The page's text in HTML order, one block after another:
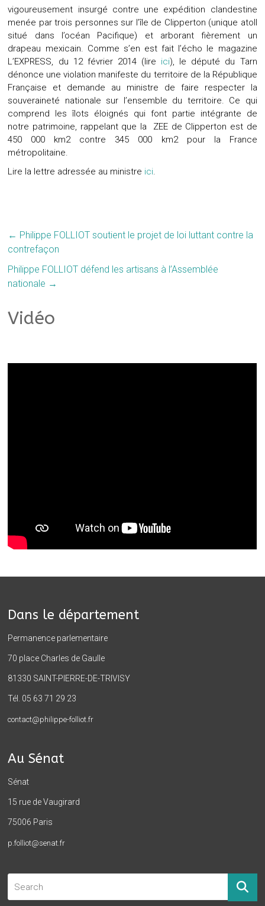
vigoureusement insurgé contre une expédition clandestine
menée par trois personnes sur l’île de Clipperton (unique atoll
situé dans l’océan Pacifique) et arborant fièrement un
drapeau mexicain. Comme s’en est fait l’écho le magazine
L’EXPRESS, du 12 février 2014 (lire ici), le député du Tarn
dénonce une violation manifeste du territoire de la République
Française et demande au ministre de faire respecter la
souveraineté nationale sur l’ensemble du territoire. Ce qui
comprend les îlots éloignés qui font partie intégrante de
notre patrimoine, rappelant que la ZEE de Clipperton est de
450 000 km2 contre 345 000 km2 pour la France
métropolitaine.
Lire la lettre adressée au ministre ici.
← Philippe FOLLIOT soutient le projet de loi luttant contre la
contrefaçon
Philippe FOLLIOT défend les artisans à l’Assemblée
nationale →
Vidéo
Dans le département
Permanence parlementaire
70 place Charles de Gaulle
81330 SAINT-PIERRE-DE-TRIVISY
Tél. 05 63 71 29 23
contact@philippe-folliot.fr
Au Sénat
Sénat
15 rue de Vaugirard
75006 Paris
p.folliot@senat.fr